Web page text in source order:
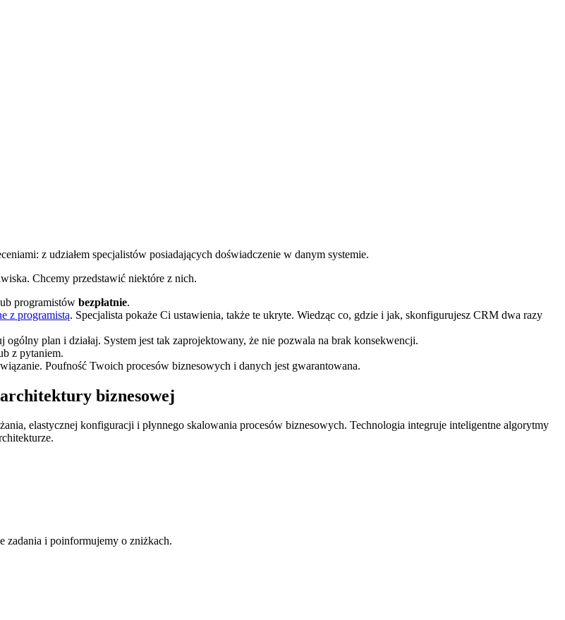
z udziałem specjalistów posiadających doświadczenie w danym systemie.
Chcemy przedstawić niektóre z nich.
programistów bezpłatnie.
z programistą. Specjalista pokaże Ci ustawienia, także te ukryte. Wiedząc co, gdzie i jak, skonfigurujesz CRM dwa razy
plan i działaj. System jest tak zaprojektowany, że nie pozwala na brak konsekwencji.
z pytaniem.
Poufność Twoich procesów biznesowych i danych jest gwarantowana.
biznesowej
elastycznej konfiguracji i płynnego skalowania procesów biznesowych. Technologia integruje inteligentne algorytmy
zadania i poinformujemy o zniżkach.